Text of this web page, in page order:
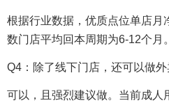
根据行业数据，优质点位单店月
数门店平均回本周期为6-12个月。
Q4：除了线下门店，还可以做外
可以，且强烈建议做。当前成人